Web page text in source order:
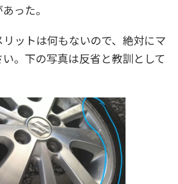
った。
ットは何もないので、絶対にマ
。下の写真は反省と教訓として